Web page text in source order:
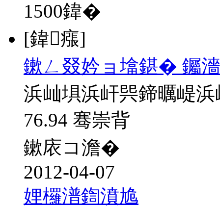
1500鍏�
[鍏瘬]
鏉ㄥ叕妗ョ墖鍖� 钃
浜屾埧浜屽巺鍗曞崼
76.94 骞崇背
鏉庡コ澹�
2012-04-07
娌欏潽鍧濆尯